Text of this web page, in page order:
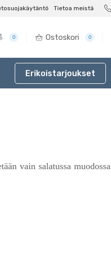
Tietoa meistä
0 Ostoskori 0
Erikoistarjoukset
vain salatussa